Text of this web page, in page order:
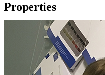
Properties